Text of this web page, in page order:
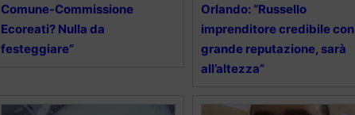
Comune-Commissione
Ecoreati? Nulla da
festeggiare”
Orlando: “Russello
imprenditore credibile con
grande reputazione, sarà
all’altezza”